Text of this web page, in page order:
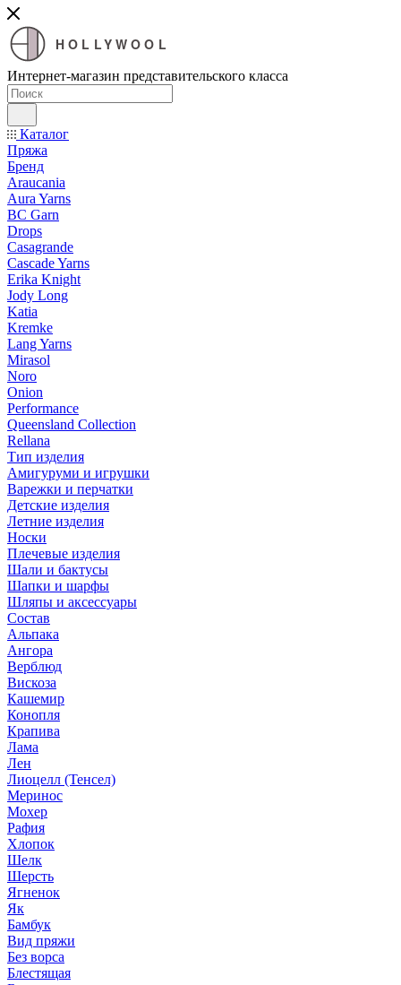
HOLLYWOOL
Интернет-магазин представительского класса
Каталог
Пряжа
Бренд
Araucania
Aura Yarns
BC Garn
Drops
Casagrande
Cascade Yarns
Erika Knight
Jody Long
Katia
Kremke
Lang Yarns
Mirasol
Noro
Onion
Performance
Queensland Collection
Rellana
Тип изделия
Амигуруми и игрушки
Варежки и перчатки
Детские изделия
Летние изделия
Носки
Плечевые изделия
Шали и бактусы
Шапки и шарфы
Шляпы и аксессуары
Состав
Альпака
Ангора
Верблюд
Вискоза
Кашемир
Конопля
Крапива
Лама
Лен
Лиоцелл (Тенсел)
Меринос
Мохер
Рафия
Хлопок
Шелк
Шерсть
Ягненок
Як
Бамбук
Вид пряжи
Без ворса
Блестящая